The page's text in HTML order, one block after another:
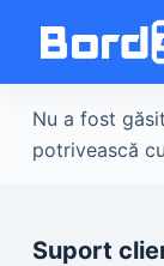
Nu a fost
potrivească
Suport